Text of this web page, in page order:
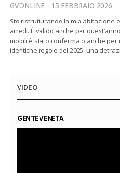
GVONLINE 15 FEBBRAIO 2026
Sto ristrutturando la mia abitazione
arredi. È valido anche per
mobili è stato confermato anche per
identiche regole del 2025: una
VIDEO
GENTE VENETA